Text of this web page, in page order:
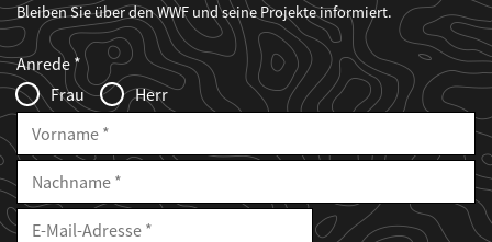
Bleiben Sie über den WWF und seine Projekte informiert.
Web2Case
Infofelder
Fieldset
anrede_name
Anrede
Frau
Herr
Vorname
Nachname
E-
Mailadresse
E-